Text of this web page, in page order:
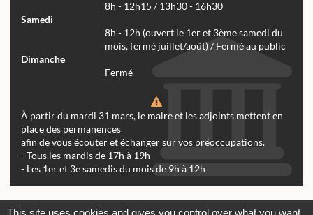
8h - 12h15 / 13h30 - 16h30
Samedi
8h - 12h (ouvert le 1er et 3ème samedi du
mois, fermé juillet/août) / Fermé au public
Dimanche
Fermé
À partir du mardi 31 mars, le maire et les adjoints mettent en
place des permanences
afin de vous écouter et échanger sur vos préoccupations.
- Tous les mardis de 17h à 19h
- Les 1er et 3e samedis du mois de 9h à 12h
This site uses cookies and gives you control over what you want